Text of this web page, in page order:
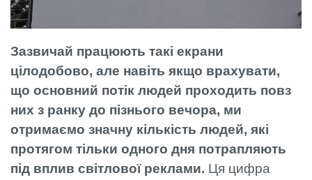
Зазвичай працюють такі екрани
цілодобово, але навіть якщо врахувати,
що основний потік людей проходить повз
них з ранку до пізнього вечора, ми
отримаємо значну кількість людей, які
протягом тільки одного дня потрапляють
під вплив світлової реклами. Ця цифра